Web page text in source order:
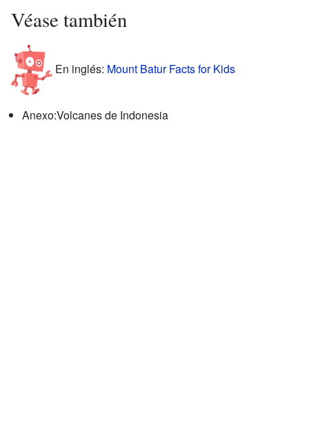
Véase también
En inglés: Mount Batur Facts for Kids
Anexo:Volcanes de Indonesia